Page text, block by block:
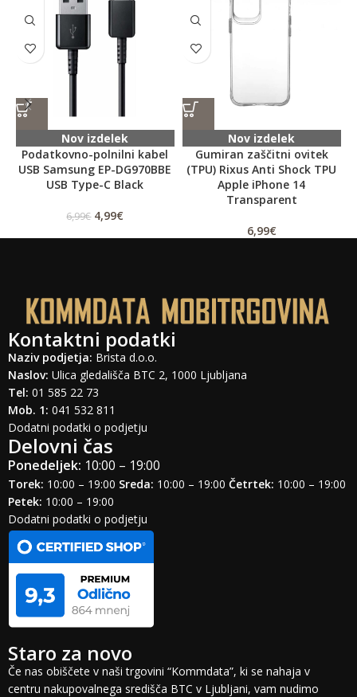
Nov izdelek
Podatkovno-polnilni kabel
USB Samsung EP-DG970BBE
USB Type-C Black
6,99€ 4,99€
Nov izdelek
Gumiran zaščitni ovitek
(TPU) Rixus Anti Shock TPU
Apple iPhone 14
Transparent
6,99€
Kontaktni podatki
Naziv podjetja: Brista d.o.o.
Naslov: Ulica gledališča BTC 2, 1000 Ljubljana
Tel: 01 585 22 73
Mob. 1: 041 532 811
Dodatni podatki o podjetju
Delovni čas
Ponedeljek: 10:00 – 19:00
Torek: 10:00 – 19:00 Sreda: 10:00 – 19:00 Četrtek: 10:00 – 19:00
Petek: 10:00 – 19:00
Dodatni podatki o podjetju
Staro za novo
Če nas obiščete v naši trgovini “Kommdata”, ki se nahaja v
centru nakupovalnega središča BTC v Ljubljani, vam nudimo